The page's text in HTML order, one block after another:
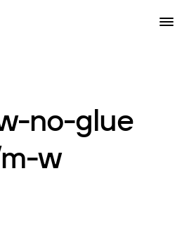
no-glue
w